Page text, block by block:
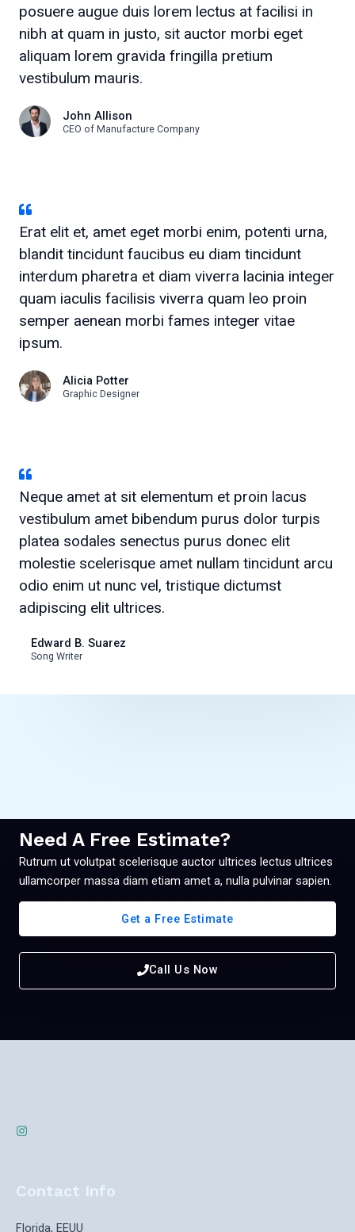
posuere augue duis lorem lectus at facilisi in
nibh at quam in justo, sit auctor morbi eget
aliquam lorem gravida fringilla pretium
vestibulum mauris.
John Allison
CEO of Manufacture Company
Erat elit et, amet eget morbi enim, potenti urna,
blandit tincidunt faucibus eu diam tincidunt
interdum pharetra et diam viverra lacinia integer
quam iaculis facilisis viverra quam leo proin
semper aenean morbi fames integer vitae
ipsum.
Alicia Potter
Graphic Designer
Neque amet at sit elementum et proin lacus
vestibulum amet bibendum purus dolor turpis
platea sodales senectus purus donec elit
molestie scelerisque amet nullam tincidunt arcu
odio enim ut nunc vel, tristique dictumst
adipiscing elit ultrices.
Edward B. Suarez
Song Writer
Need A Free Estimate?
Rutrum ut volutpat scelerisque auctor ultrices lectus ultrices
ullamcorper massa diam etiam amet a, nulla pulvinar sapien.
Get a Free Estimate
Call Us Now
Contact Info
Florida, EEUU